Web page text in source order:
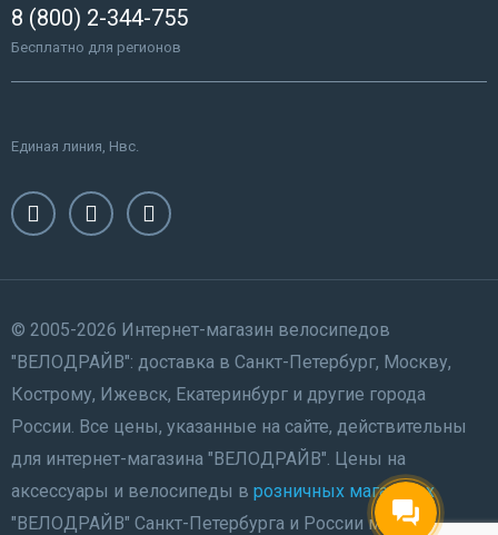
8 (800) 2-344-755
Бесплатно для регионов
Единая линия, Нвс.
© 2005-2026 Интернет-магазин велосипедов
"ВЕЛОДРАЙВ": доставка в Санкт-Петербург, Москву,
Кострому, Ижевск, Екатеринбург и другие города
России. Все цены, указанные на сайте, действительны
для интернет-магазина "ВЕЛОДРАЙВ". Цены на
аксессуары и велосипеды в розничных магазинах
"ВЕЛОДРАЙВ" Санкт-Петербурга и России могут